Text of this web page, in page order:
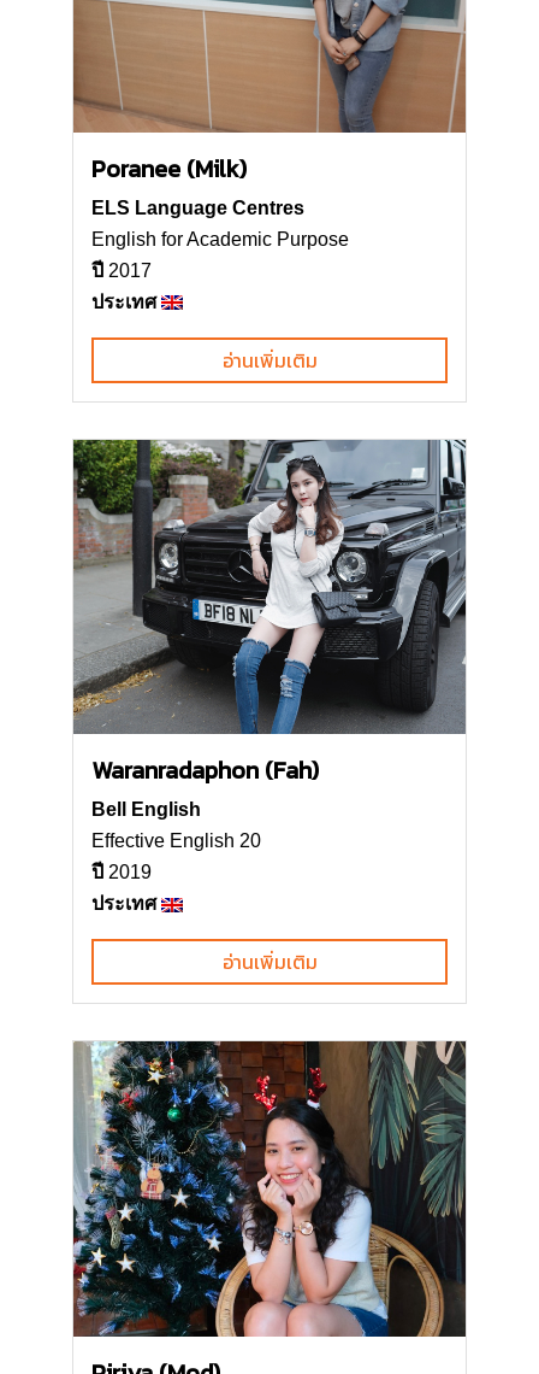
แคนาดา
ค่ายเยาวชนฤดูหนาวใน Vancouver –
Poranee (Milk)
ELS Language Centres
English for Academic Purpose
ปี 2017
ประเทศ
อ่านเพิ่มเติม
Waranradaphon (Fah)
Bell English
Effective English 20
ปี 2019
ประเทศ
อ่านเพิ่มเติม